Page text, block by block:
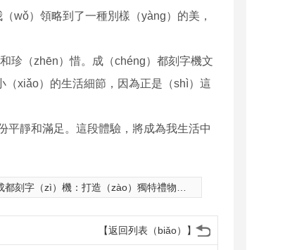
wǒ）領略到了一種別樣（yàng）的美，
珍（zhēn）惜。成（chéng）都刻字機文
xiǎo）的生活細節，因為正是（shì）這
平靜和滿足。這段體驗，將成為我生活中
都刻字（zì）機：打造（zào）獨特禮物的..選擇
【返回列表（biǎo）】